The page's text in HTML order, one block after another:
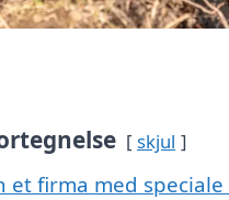
skjul
et firma med speciale